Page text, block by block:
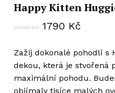
Happy Kitten
2990Kč Původní
byla:
2990 Kč.
1790 KčAktuální
je:
1790
Zažij dokonalé pohodlí s
dekou, která je stvořená
maximální pohodu.
objímaly tisíce malých